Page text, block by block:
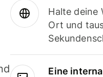
Halte deine
Ort und
Eine